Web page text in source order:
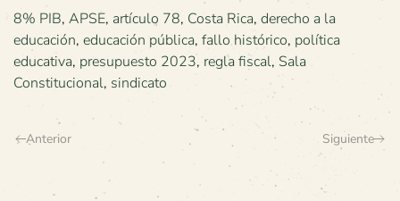
8% PIB, APSE, artículo 78, Costa Rica, derecho a la
educación, educación pública, fallo histórico, política
educativa, presupuesto 2023, regla fiscal, Sala
Constitucional, sindicato
Anterior Siguiente